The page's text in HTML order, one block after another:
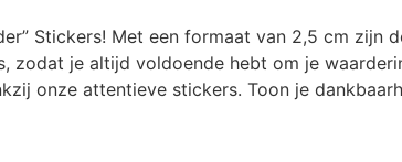
Stickers! Met een formaat van 2,5 cm zijn
zodat je altijd voldoende hebt om je
onze attentieve stickers. Toon je